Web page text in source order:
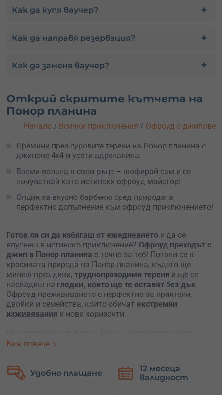
Как да купя ваучер?
Как да направя резервация?
Как да заменя ваучер?
Открий скритите кътчета на
Понор планина
Начало / Всички приключения / Офроуд с джипове
Премини през суровите терени на Понор планина с
джипове 4x4 и усети адреналина.
Вземи волана в свои ръце – шофирай сам и се
почувствай като истински офроуд майстор!
Опция за вкусно барбекю сред природата –
перфектно допълнение към офроуд приключението!
Готов ли си да избягаш от ежедневието и да се
впуснеш в истинско приключение? Офроуд преходът с
джип в Понор планина е точно за теб! Потопи се в
красивата природа на Понор планина, където ще
минеш през диви, труднопроходими терени и ще се
насладиш на гледки, които ще те оставят без дъх.
Офроуд преживяването е перфектно за приятели,
двойки и семейства, които обичат екстремни
изживявания и нови хоризонти.
отведе към параклис „Св. Петка“
известна още като „новата Витоша
„. Пътят не е за
всеки – тежък и с предизвикателни изкачвания,
Виж повече
12 месеца
валидност
Безплатна
замяна